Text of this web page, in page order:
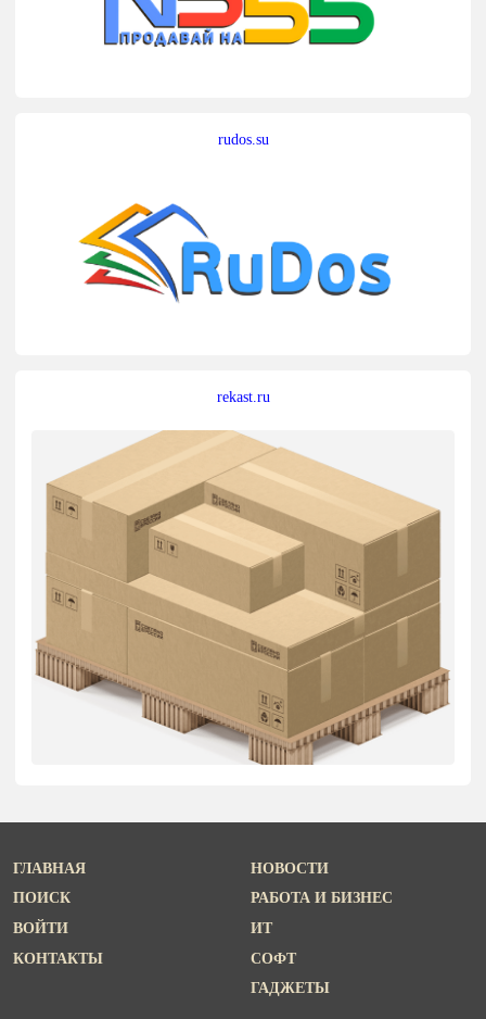
rudos.su
rekast.ru
ГЛАВНАЯ
ПОИСК
ВОЙТИ
КОНТАКТЫ
НОВОСТИ
РАБОТА И БИЗНЕС
ИТ
СОФТ
ГАДЖЕТЫ